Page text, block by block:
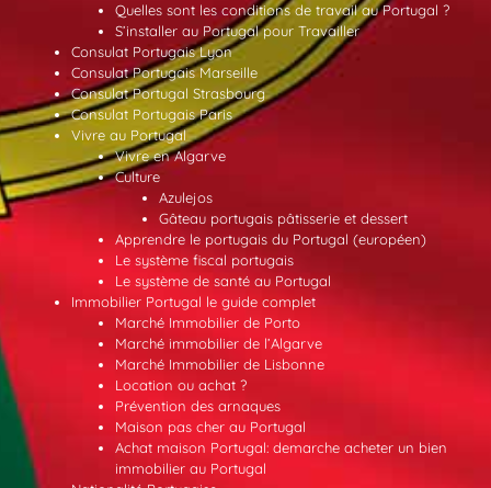
Quelles sont les conditions de travail au Portugal ?
S’installer au Portugal pour Travailler
Consulat Portugais Lyon
Consulat Portugais Marseille
Consulat Portugal Strasbourg
Consulat Portugais Paris
Vivre au Portugal
Vivre en Algarve
Culture
Azulejos
Gâteau portugais pâtisserie et dessert
Apprendre le portugais du Portugal (européen)
Le système fiscal portugais
Le système de santé au Portugal
Immobilier Portugal le guide complet
Marché Immobilier de Porto
Marché immobilier de l’Algarve
Marché Immobilier de Lisbonne
Location ou achat ?
Prévention des arnaques
Maison pas cher au Portugal
Achat maison Portugal: demarche acheter un bien
immobilier au Portugal